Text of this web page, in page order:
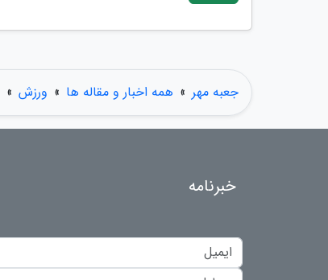
جعبه مهر » همه اخبار و مقاله ها » ورزش »
خبرنامه